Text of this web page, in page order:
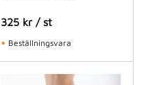
325 kr /st
Beställningsvara